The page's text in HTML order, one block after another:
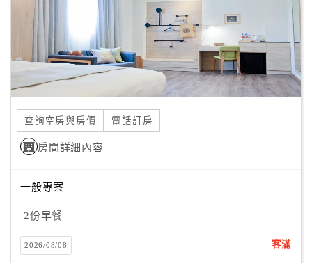
查詢空房與房價 電話訂房
房間詳細內容
一般專案
2份早餐
2026/08/08 客滿